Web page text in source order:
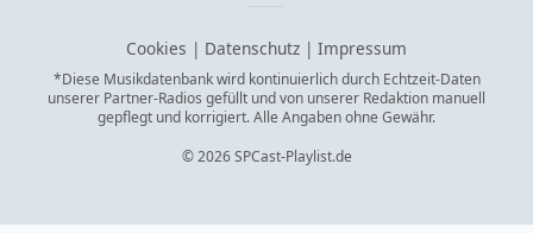
Cookies | Datenschutz | Impressum
*Diese Musikdatenbank wird kontinuierlich durch Echtzeit-Daten
unserer Partner-Radios gefüllt und von unserer Redaktion manuell
gepflegt und korrigiert. Alle Angaben ohne Gewähr.
© 2026 SPCast-Playlist.de